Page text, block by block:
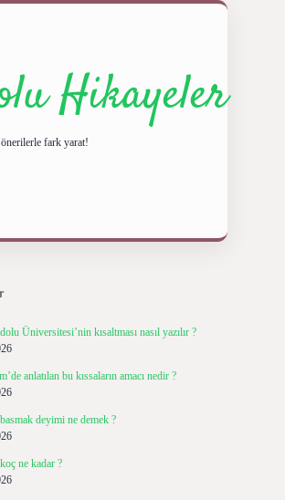
Hikayeler
fark yarat!
Üniversitesi’nin kısaltması nasıl yazılır ?
anlatılan bu kıssaların amacı nedir ?
deyimi ne demek ?
ne kadar ?